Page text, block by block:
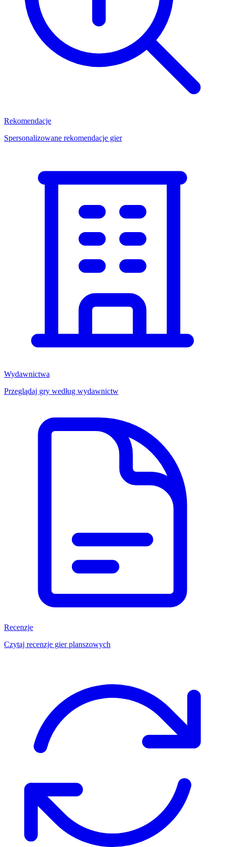
Rekomendacje
Spersonalizowane rekomendacje gier
Wydawnictwa
Przeglądaj gry według wydawnictw
Recenzje
Czytaj recenzje gier planszowych